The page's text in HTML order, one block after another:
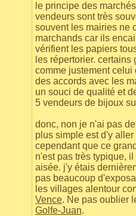
le principe des
vendeurs sont très
souvent les mairies ne
marchands car ils
vérifient les papiers
les répertorier.
comme justement
des accords avec les
un souci de qualité et
5 vendeurs de bijoux
donc, non je n'ai pas
plus simple est d'y
cependant que ce
n'est pas très typique,
aisée. j'y étais
pas beaucoup
les villages alentour
Vence. Ne pas oublier
Golfe-Juan.